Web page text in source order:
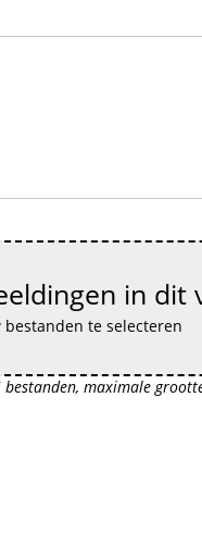
in dit
te selecteren
maximale